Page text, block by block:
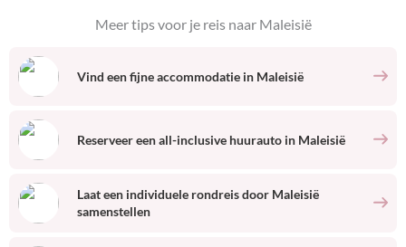
Meer tips voor je reis naar Maleisië
Vind een fijne accommodatie in Maleisië
Reserveer een all-inclusive huurauto in Maleisië
Laat een individuele rondreis door Maleisië
samenstellen